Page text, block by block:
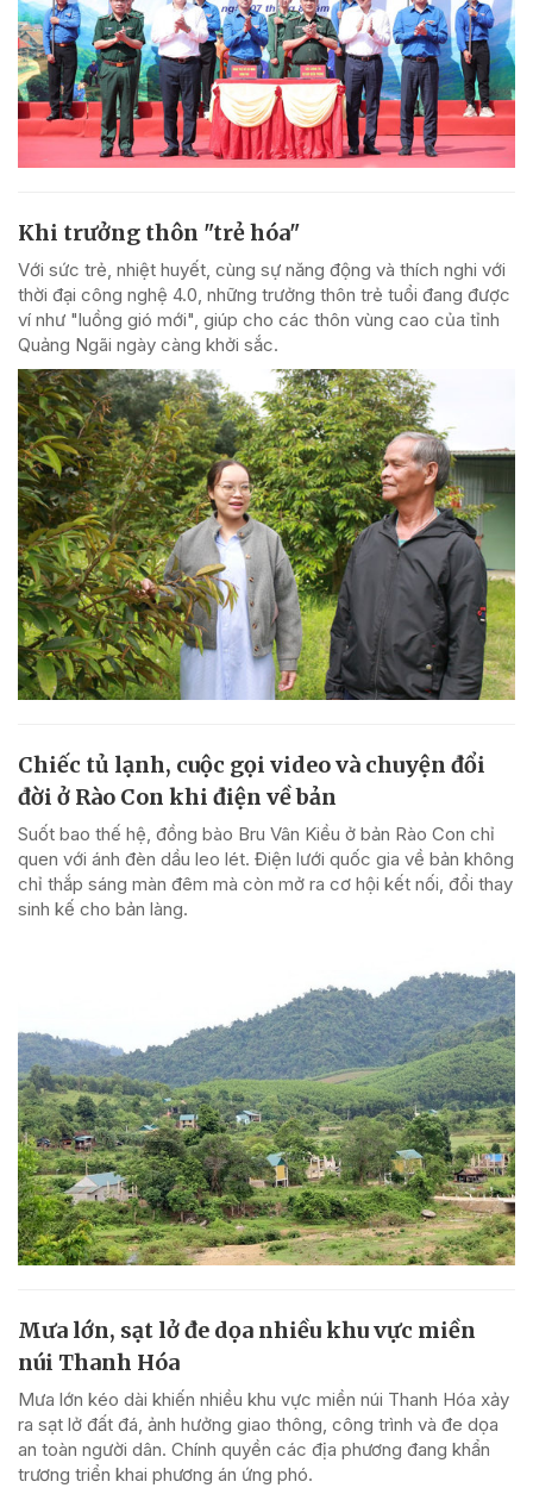
Khi trưởng thôn "trẻ hóa"
Với sức trẻ, nhiệt huyết, cùng sự năng động và thích nghi với
thời đại công nghệ 4.0, những trưởng thôn trẻ tuổi đang được
ví như "luồng gió mới", giúp cho các thôn vùng cao của tỉnh
Quảng Ngãi ngày càng khởi sắc.
Chiếc tủ lạnh, cuộc gọi video và chuyện đổi
đời ở Rào Con khi điện về bản
Suốt bao thế hệ, đồng bào Bru Vân Kiều ở bản Rào Con chỉ
quen với ánh đèn dầu leo lét. Điện lưới quốc gia về bản không
chỉ thắp sáng màn đêm mà còn mở ra cơ hội kết nối, đổi thay
sinh kế cho bản làng.
Mưa lớn, sạt lở đe dọa nhiều khu vực miền
núi Thanh Hóa
Mưa lớn kéo dài khiến nhiều khu vực miền núi Thanh Hóa xảy
ra sạt lở đất đá, ảnh hưởng giao thông, công trình và đe dọa
an toàn người dân. Chính quyền các địa phương đang khẩn
trương triển khai phương án ứng phó.